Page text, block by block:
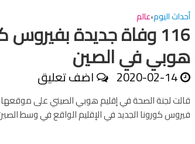
أحداث اليوم•عالم
116 وفاة جديدة
هوبي في الصين
2020-02-14 اضف تعليق
قالت لجنة الصحة في إقليم هوبي الصيني على
فيروس كورونا الجديد في الإقليم الواقع في وسط الصين ارتفع